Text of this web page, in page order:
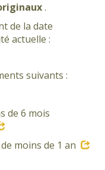
.
de la date
actuelle :
suivants :
de 6 mois
de moins de 1 an